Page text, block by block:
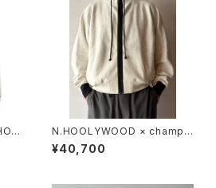
N.HOOLYWOOD × champi
on “NEW WEAVE” ZIP UP H
OODIE
¥40,700